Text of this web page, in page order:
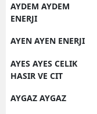
AYDEM AYDEM
ENERJI
AYEN AYEN ENERJI
AYES AYES CELIK
HASIR VE CIT
AYGAZ AYGAZ